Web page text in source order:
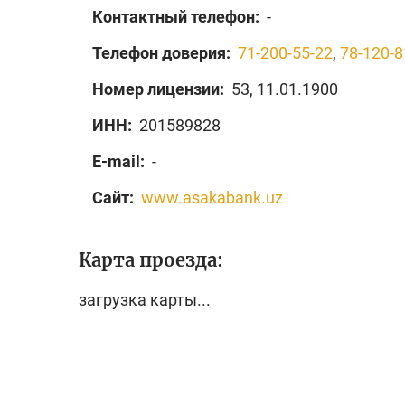
Контактный телефон: -
Телефон доверия: 71-200-55-22, 78-120-
Номер лицензии: 53, 11.01.1900
ИНН: 201589828
E-mail: -
Сайт: www.asakabank.uz
Карта проезда:
загрузка карты...